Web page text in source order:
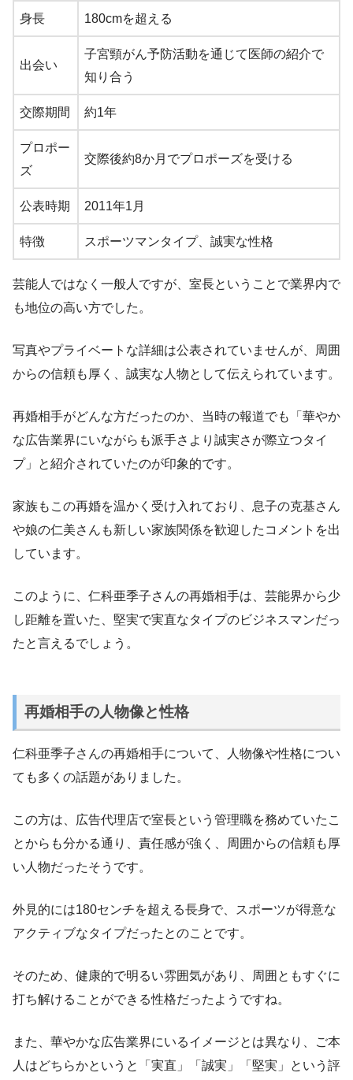
身長 180cmを超える
出会い
子宮頸がん予防活動を通じて医師の紹介で
知り合う
交際期間 約1年
プロポー
ズ
交際後約8か月でプロポーズを受ける
公表時期 2011年1月
特徴 スポーツマンタイプ、誠実な性格
芸能人ではなく一般人ですが、室長ということで業界内で
も地位の高い方でした。
写真やプライベートな詳細は公表されていませんが、周囲
からの信頼も厚く、誠実な人物として伝えられています。
再婚相手がどんな方だったのか、当時の報道でも「華やか
な広告業界にいながらも派手さより誠実さが際立つタイ
プ」と紹介されていたのが印象的です。
家族もこの再婚を温かく受け入れており、息子の克基さん
や娘の仁美さんも新しい家族関係を歓迎したコメントを出
しています。
このように、仁科亜季子さんの再婚相手は、芸能界から少
し距離を置いた、堅実で実直なタイプのビジネスマンだっ
たと言えるでしょう。
再婚相手の人物像と性格
仁科亜季子さんの再婚相手について、人物像や性格につい
ても多くの話題がありました。
この方は、広告代理店で室長という管理職を務めていたこ
とからも分かる通り、責任感が強く、周囲からの信頼も厚
い人物だったそうです。
外見的には180センチを超える長身で、スポーツが得意な
アクティブなタイプだったとのことです。
そのため、健康的で明るい雰囲気があり、周囲ともすぐに
打ち解けることができる性格だったようですね。
また、華やかな広告業界にいるイメージとは異なり、ご本
人はどちらかというと「実直」「誠実」「堅実」という評